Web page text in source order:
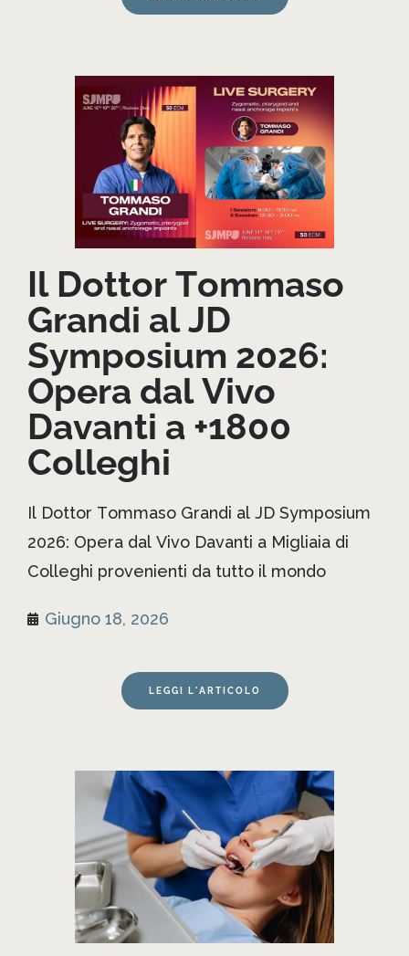
Il Dottor Tommaso
Grandi al JD
Symposium 2026:
Opera dal Vivo
Davanti a +1800
Colleghi
Il Dottor Tommaso Grandi al JD Symposium
2026: Opera dal Vivo Davanti a Migliaia di
Colleghi provenienti da tutto il mondo
Giugno 18, 2026
LEGGI L'ARTICOLO